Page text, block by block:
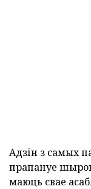
Адзін з самых
прапануе
маюць свае